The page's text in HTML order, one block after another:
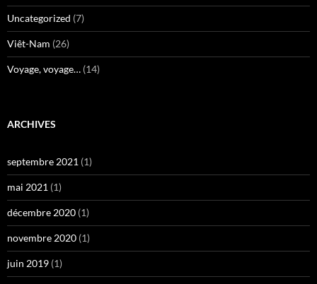
Uncategorized (7)
Viêt-Nam (26)
Voyage, voyage… (14)
ARCHIVES
septembre 2021 (1)
mai 2021 (1)
décembre 2020 (1)
novembre 2020 (1)
juin 2019 (1)